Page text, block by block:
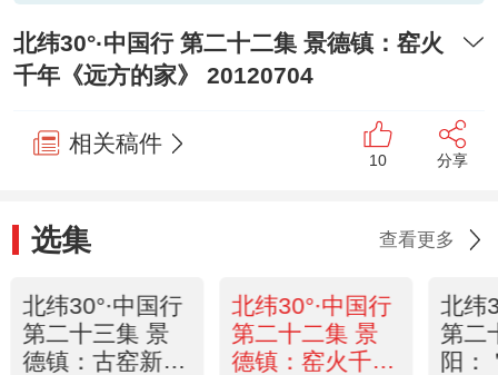
北纬30°·中国行 第二十二集 景德镇：窑火
千年《远方的家》 20120704
相关稿件
10 分享
选集 查看更多
北纬30°·中国行
第二十三集 景
德镇：古窑新风
北纬30°·中国行
第二十二集 景
德镇：窑火千年
北纬
第二
阳：